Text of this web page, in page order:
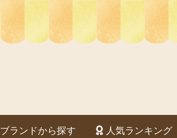
ブランドから探す 人気ランキング